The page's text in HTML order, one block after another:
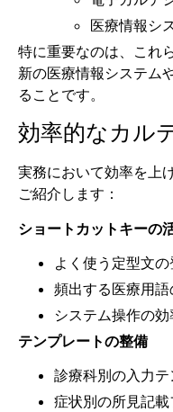
医療情報シ
特に重要なのは、これ
新の医療情報システム
ることです。
効率的なカル
実務において効率を上
ご紹介します：
ショートカットキーの
よく使う定型文
頻出する医療用
システム操作の
テンプレートの整備
診療科別の入力
症状別の所見記載